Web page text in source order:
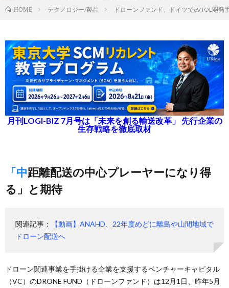
HOME テクノロジー/製品 ドローンファンド、ドイツでeVTOL開
月刊LOGI-BIZ 7月号は「未来を創る輸送改革」 先行企業の
生存戦略を徹底取材
「中距離配送の中心プレーヤーになり得
る」と期待
関連記事：
【動画】ANAHD、22年度めどに離島や山間地域で
ドローン配送へ
ドローン関連事業を手掛ける企業を支援するベンチャーキャピタル
（VC）のDRONE FUND（ドローンファンド）は12月1日、昨年5月